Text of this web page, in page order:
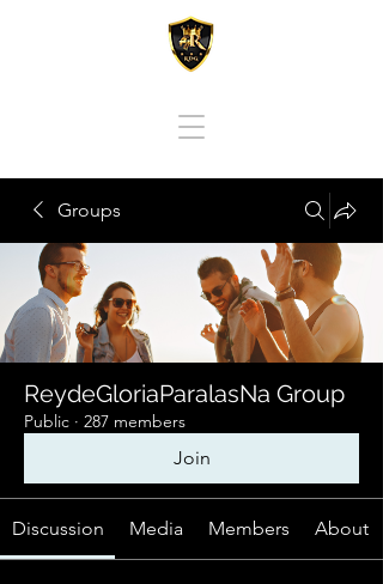
Groups
ReydeGloriaParalasNa Group
Public · 287 members
Join
Discussion Media Members About